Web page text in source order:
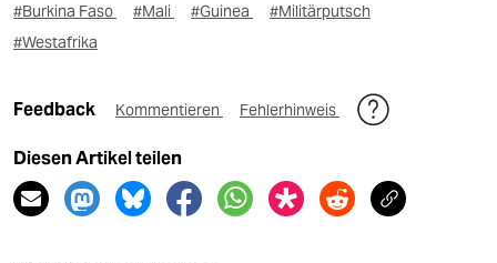
#Burkina Faso #Mali #Guinea
#Militärputsch
#Westafrika
Feedback Kommentieren Fehlerhinweis
Diesen Artikel teilen